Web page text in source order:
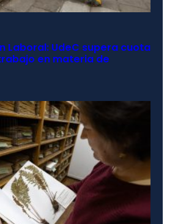
Laboral: UdeC supera cuota
en materia de